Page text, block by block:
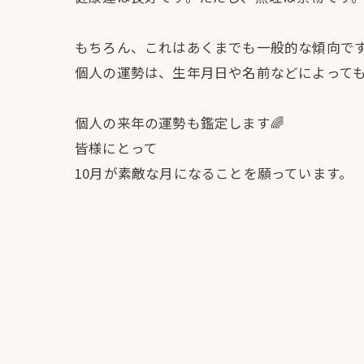
もちろん、これはあくまでも一般的な傾向です
個人の運勢は、生年月日や名前などによって
個人の来年の運勢も鑑定します🌈
皆様にとって
10月が素敵な月になることを願っています。